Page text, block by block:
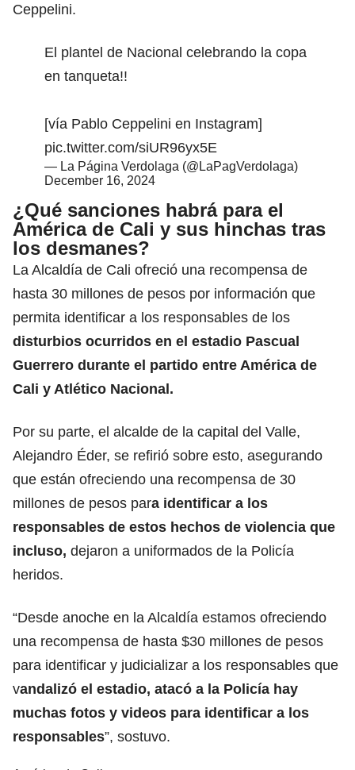
Ceppelini.
El plantel de Nacional celebrando la copa
en tanqueta!!
[vía Pablo Ceppelini en Instagram]
pic.twitter.com/siUR96yx5E
— La Página Verdolaga (@LaPagVerdolaga)
December 16, 2024
¿Qué sanciones habrá para el
América de Cali y sus hinchas tras
los desmanes?
La Alcaldía de Cali ofreció una recompensa de
hasta 30 millones de pesos por información que
permita identificar a los responsables de los
disturbios ocurridos en el estadio Pascual
Guerrero durante el partido entre América de
Cali y Atlético Nacional.
Por su parte, el alcalde de la capital del Valle,
Alejandro Éder, se refirió sobre esto, asegurando
que están ofreciendo una recompensa de 30
millones de pesos para identificar a los
responsables de estos hechos de violencia que
incluso, dejaron a uniformados de la Policía
heridos.
“Desde anoche en la Alcaldía estamos ofreciendo
una recompensa de hasta $30 millones de pesos
para identificar y judicializar a los responsables que
vandalizó el estadio, atacó a la Policía hay
muchas fotos y videos para identificar a los
responsables”, sostuvo.